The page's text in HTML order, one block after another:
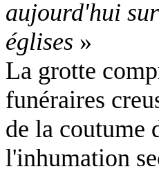
aujourd'hui sur
églises »
La grotte
funéraires
de la coutume
l'inhumation